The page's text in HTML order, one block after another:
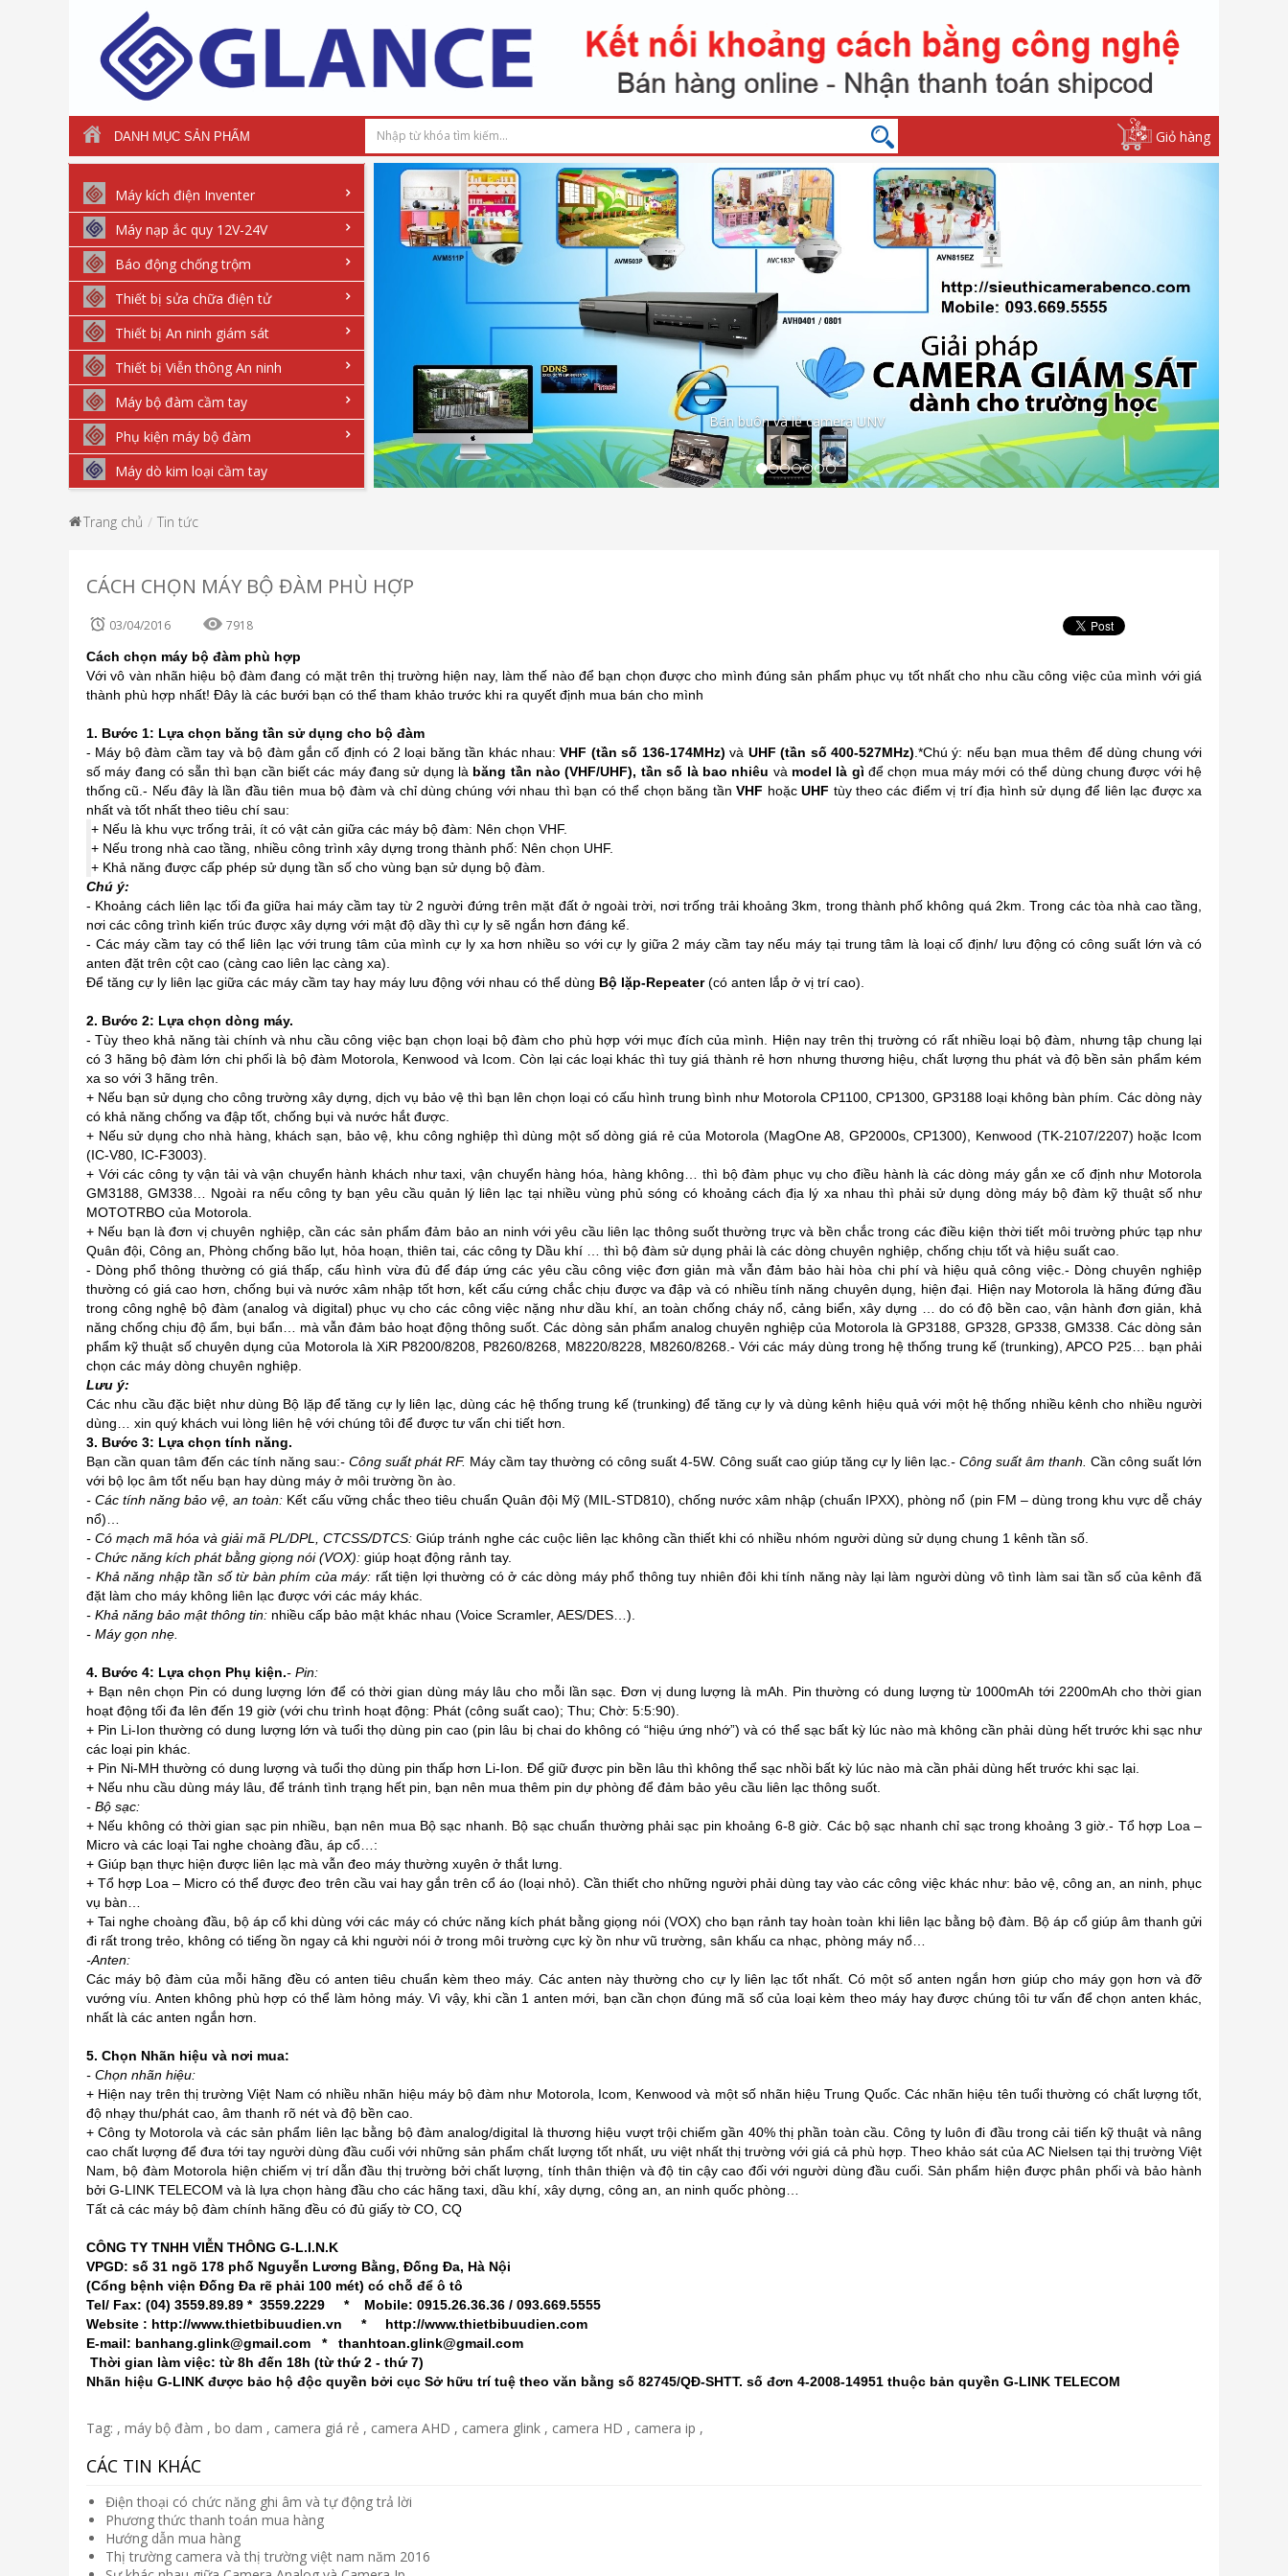
DANH MỤC SẢN PHẨM Giỏ hàng
Máy kích điện Inventer
Máy nạp ắc quy 12V-24V
Báo động chống trộm
Thiết bị sửa chữa điện tử
Thiết bị An ninh giám sát
Thiết bị Viễn thông An ninh
Máy bộ đàm cầm tay
Phụ kiện máy bộ đàm
Máy dò kim loại cầm tay
Bán buôn và lẻ camera UNV
Trang chủ Tin tức
CÁCH CHỌN MÁY BỘ ĐÀM PHÙ HỢP
03/04/2016 7918
Cách chọn máy bộ đàm phù hợp
Với vô vàn nhãn hiệu bộ đàm đang có mặt trên thị trường hiện nay, làm thế nào để bạn chọn được cho mình đúng sản phẩm phục vụ tốt nhất cho nhu cầu công việc của mình với giá
thành phù hợp nhất! Đây là các bưới bạn có thể tham khảo trước khi ra quyết định mua bán cho mình
1. Bước 1: Lựa chọn băng tần sử dụng cho bộ đàm
- Máy bộ đàm cầm tay và bộ đàm gắn cố định có 2 loại băng tần khác nhau:VHF (tần số 136-174MHz) và UHF (tần số 400-527MHz) .*Chú ý: nếu bạn mua thêm để dùng chung với
số máy đang có sẵn thì bạn cần biết các máy đang sử dụng là băng tần nào (VHF/UHF), tần số là bao nhiêu và model là gì để chọn mua máy mới có thể dùng chung được với hệ
thống cũ.- Nếu đây là lần đầu tiên mua bộ đàm và chỉ dùng chúng với nhau thì bạn có thể chọn băng tầnVHF hoặcUHF tùy theo các điểm vị trí địa hình sử dụng để liên lạc được xa
nhất và tốt nhất theo tiêu chí sau:
+ Nếu là khu vực trống trải, ít có vật cản giữa các máy bộ đàm: Nên chọn VHF.
+ Nếu trong nhà cao tầng, nhiều công trình xây dựng trong thành phố: Nên chọn UHF.
+ Khả năng được cấp phép sử dụng tần số cho vùng bạn sử dụng bộ đàm.
Chú ý:
- Khoảng cách liên lạc tối đa giữa hai máy cầm tay từ 2 người đứng trên mặt đất ở ngoài trời, nơi trống trải khoảng 3km, trong thành phố không quá 2km. Trong các tòa nhà cao tầng,
nơi các công trình kiến trúc được xây dựng với mật độ dầy thì cự ly sẽ ngắn hơn đáng kể.
- Các máy cầm tay có thể liên lạc với trung tâm của mình cự ly xa hơn nhiều so với cự ly giữa 2 máy cầm tay nếu máy tại trung tâm là loại cố định/ lưu động có công suất lớn và có
anten đặt trên cột cao (càng cao liên lạc càng xa).
Để tăng cự ly liên lạc giữa các máy cầm tay hay máy lưu động với nhau có thể dùng Bộ lặp-Repeater(có anten lắp ở vị trí cao).
2. Bước 2: Lựa chọn dòng máy.
- Tùy theo khả năng tài chính và nhu cầu công việc bạn chọn loại bộ đàm cho phù hợp với mục đích của mình. Hiện nay trên thị trường có rất nhiều loại bộ đàm, nhưng tập chung lại
có 3 hãng bộ đàm lớn chi phối là bộ đàm Motorola, Kenwood và Icom. Còn lại các loại khác thì tuy giá thành rẻ hơn nhưng thương hiệu, chất lượng thu phát và độ bền sản phẩm kém
xa so với 3 hãng trên.
+ Nếu bạn sử dụng cho công trường xây dựng, dịch vụ bảo vệ thì bạn lên chọn loại có cấu hình trung bình như Motorola CP1100, CP1300, GP3188 loại không bàn phím. Các dòng này
có khả năng chống va đập tốt, chống bụi và nước hắt được.
+ Nếu sử dụng cho nhà hàng, khách sạn, bảo vệ, khu công nghiệp thì dùng một số dòng giá rẻ của Motorola (MagOne A8, GP2000s, CP1300), Kenwood (TK-2107/2207) hoặc Icom
(IC-V80, IC-F3003).
+ Với các công ty vận tải và vận chuyển hành khách như taxi, vận chuyển hàng hóa, hàng không… thì bộ đàm phục vụ cho điều hành là các dòng máy gắn xe cố định như Motorola
GM3188, GM338… Ngoài ra nếu công ty bạn yêu cầu quản lý liên lạc tại nhiều vùng phủ sóng có khoảng cách địa lý xa nhau thì phải sử dụng dòng máy bộ đàm kỹ thuật số như
MOTOTRBO của Motorola.
+ Nếu bạn là đơn vị chuyên nghiệp, cần các sản phẩm đảm bảo an ninh với yêu cầu liên lạc thông suốt thường trực và bền chắc trong các điều kiện thời tiết môi trường phức tạp như
Quân đội, Công an, Phòng chống bão lụt, hỏa hoạn, thiên tai, các công ty Dầu khí … thì bộ đàm sử dụng phải là các dòng chuyên nghiệp, chống chịu tốt và hiệu suất cao.
- Dòng phổ thông thường có giá thấp, cấu hình vừa đủ để đáp ứng các yêu cầu công việc đơn giản mà vẫn đảm bảo hài hòa chi phí và hiệu quả công việc.- Dòng chuyên nghiệp
thường có giá cao hơn, chống bụi và nước xâm nhập tốt hơn, kết cấu cứng chắc chịu được va đập và có nhiều tính năng chuyên dụng, hiện đại. Hiện nay Motorola là hãng đứng đầu
trong công nghệ bộ đàm (analog và digital) phục vụ cho các công việc nặng như dầu khí, an toàn chống cháy nổ, cảng biển, xây dựng … do có độ bền cao, vận hành đơn giản, khả
năng chống chịu độ ẩm, bụi bẩn… mà vẫn đảm bảo hoạt động thông suốt. Các dòng sản phẩm analog chuyên nghiệp của Motorola là GP3188, GP328, GP338, GM338. Các dòng sản
phẩm kỹ thuật số chuyên dụng của Motorola là XiR P8200/8208, P8260/8268, M8220/8228, M8260/8268.- Với các máy dùng trong hệ thống trung kế (trunking), APCO P25… bạn phải
chọn các máy dòng chuyên nghiệp.
Lưu ý:
Các nhu cầu đặc biệt như dùng Bộ lặp để tăng cự ly liên lạc, dùng các hệ thống trung kế (trunking) để tăng cự ly và dùng kênh hiệu quả với một hệ thống nhiều kênh cho nhiều người
dùng… xin quý khách vui lòng liên hệ với chúng tôi để được tư vấn chi tiết hơn.
3. Bước 3: Lựa chọn tính năng.
Bạn cần quan tâm đến các tính năng sau:- Công suất phát RF. Máy cầm tay thường có công suất 4-5W. Công suất cao giúp tăng cự ly liên lạc. - Công suất âm thanh. Cần công suất lớn
với bộ lọc âm tốt nếu bạn hay dùng máy ở môi trường ồn ào.
- Các tính năng bảo vệ, an toàn: Kết cấu vững chắc theo tiêu chuẩn Quân đội Mỹ (MIL-STD810), chống nước xâm nhập (chuẩn IPXX), phòng nổ (pin FM – dùng trong khu vực dễ cháy
nổ)…
- Có mạch mã hóa và giải mã PL/DPL, CTCSS/DTCS: Giúp tránh nghe các cuộc liên lạc không cần thiết khi có nhiều nhóm người dùng sử dụng chung 1 kênh tần số.
- Chức năng kích phát bằng giọng nói (VOX): giúp hoạt động rảnh tay.
- Khả năng nhập tần số từ bàn phím của máy: rất tiện lợi thường có ở các dòng máy phổ thông tuy nhiên đôi khi tính năng này lại làm người dùng vô tình làm sai tần số của kênh đã
đặt làm cho máy không liên lạc được với các máy khác.
- Khả năng bảo mật thông tin: nhiều cấp bảo mật khác nhau (Voice Scramler, AES/DES…).
- Máy gọn nhẹ.
4. Bước 4: Lựa chọn Phụ kiện.- Pin:
+ Bạn nên chọn Pin có dung lượng lớn để có thời gian dùng máy lâu cho mỗi lần sạc. Đơn vị dung lượng là mAh. Pin thường có dung lượng từ 1000mAh tới 2200mAh cho thời gian
hoạt động tối đa lên đến 19 giờ (với chu trình hoạt động: Phát (công suất cao); Thu; Chờ: 5:5:90).
+ Pin Li-Ion thường có dung lượng lớn và tuổi thọ dùng pin cao (pin lâu bị chai do không có “hiệu ứng nhớ”) và có thể sạc bất kỳ lúc nào mà không cần phải dùng hết trước khi sạc như
các loại pin khác.
+ Pin Ni-MH thường có dung lượng và tuổi thọ dùng pin thấp hơn Li-Ion. Để giữ được pin bền lâu thì không thể sạc nhồi bất kỳ lúc nào mà cần phải dùng hết trước khi sạc lại.
+ Nếu nhu cầu dùng máy lâu, để tránh tình trạng hết pin, bạn nên mua thêm pin dự phòng để đảm bảo yêu cầu liên lạc thông suốt.
- Bộ sạc:
+ Nếu không có thời gian sạc pin nhiều, bạn nên mua Bộ sạc nhanh. Bộ sạc chuẩn thường phải sạc pin khoảng 6-8 giờ. Các bộ sạc nhanh chỉ sạc trong khoảng 3 giờ.- Tổ hợp Loa –
Micro và các loại Tai nghe choàng đầu, áp cổ…:
+ Giúp bạn thực hiện được liên lạc mà vẫn đeo máy thường xuyên ở thắt lưng.
+ Tổ hợp Loa – Micro có thể được đeo trên cầu vai hay gắn trên cổ áo (loại nhỏ). Cần thiết cho những người phải dùng tay vào các công việc khác như: bảo vệ, công an, an ninh, phục
vụ bàn…
+ Tai nghe choàng đầu, bộ áp cổ khi dùng với các máy có chức năng kích phát bằng giọng nói (VOX) cho bạn rảnh tay hoàn toàn khi liên lạc bằng bộ đàm. Bộ áp cổ giúp âm thanh gửi
đi rất trong trẻo, không có tiếng ồn ngay cả khi người nói ở trong môi trường cực kỳ ồn như vũ trường, sân khấu ca nhạc, phòng máy nổ…
-Anten:
Các máy bộ đàm của mỗi hãng đều có anten tiêu chuẩn kèm theo máy. Các anten này thường cho cự ly liên lạc tốt nhất. Có một số anten ngắn hơn giúp cho máy gọn hơn và đỡ
vướng víu. Anten không phù hợp có thể làm hỏng máy. Vì vậy, khi cần 1 anten mới, bạn cần chọn đúng mã số của loại kèm theo máy hay được chúng tôi tư vấn để chọn anten khác,
nhất là các anten ngắn hơn.
5. Chọn Nhãn hiệu và nơi mua:
- Chọn nhãn hiệu:
+ Hiện nay trên thị trường Việt Nam có nhiều nhãn hiệu máy bộ đàm như Motorola, Icom, Kenwood và một số nhãn hiệu Trung Quốc. Các nhãn hiệu tên tuổi thường có chất lượng tốt,
độ nhạy thu/phát cao, âm thanh rõ nét và độ bền cao.
+ Công ty Motorola và các sản phẩm liên lạc bằng bộ đàm analog/digital là thương hiệu vượt trội chiếm gần 40% thị phần toàn cầu. Công ty luôn đi đầu trong cải tiến kỹ thuật và nâng
cao chất lượng để đưa tới tay người dùng đầu cuối với những sản phẩm chất lượng tốt nhất, ưu việt nhất thị trường với giá cả phù hợp. Theo khảo sát của AC Nielsen tại thị trường Việt
Nam, bộ đàm Motorola hiện chiếm vị trí dẫn đầu thị trường bởi chất lượng, tính thân thiện và độ tin cậy cao đối với người dùng đầu cuối. Sản phẩm hiện được phân phối và bảo hành
bởi G-LINK TELECOM và là lựa chọn hàng đầu cho các hãng taxi, dầu khí, xây dựng, công an, an ninh quốc phòng…
Tất cả các máy bộ đàm chính hãng đều có đủ giấy tờ CO, CQ
CÔNG TY TNHH VIỄN THÔNG G-L.I.N.K
VPGD: số 31 ngõ 178 phố Nguyễn Lương Bằng, Đống Đa, Hà Nội
(Cổng bệnh viện Đống Đa rẽ phải 100 mét) có chỗ để ô tô
Tel/ Fax: (04) 3559.89.89 * 3559.2229 * Mobile: 0915.26.36.36 / 093.669.5555
Website : http://www.thietbibuudien.vn * http://www.thietbibuudien.com
E-mail: banhang.glink@gmail.com * thanhtoan.glink@gmail.com
Thời gian làm việc: từ 8h đến 18h (từ thứ 2 - thứ 7)
Nhãn hiệu G-LINK được bảo hộ độc quyền bởi cục Sở hữu trí tuệ theo văn bằng số 82745/QĐ-SHTT. số đơn 4-2008-14951 thuộc bản quyền G-LINK TELECOM
Tag: , máy bộ đàm , bo dam , camera giá rẻ , camera AHD , camera glink , camera HD , camera ip ,
CÁC TIN KHÁC
Điện thoại có chức năng ghi âm và tự động trả lời
Phương thức thanh toán mua hàng
Hướng dẫn mua hàng
Thị trường camera và thị trường việt nam năm 2016